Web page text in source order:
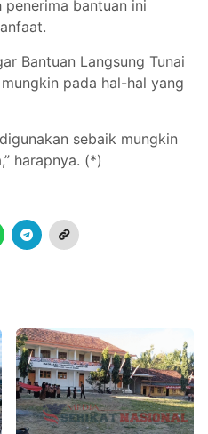
penerima bantuan ini
Bantuan Langsung Tunai
pada hal-hal yang
sebaik mungkin
harapnya. (*)